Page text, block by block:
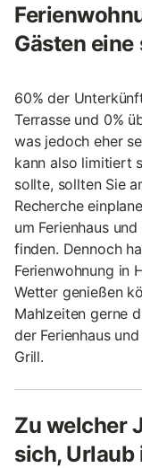
Gästen
60% der
Terrasse und 0%
was jedoch eher
kann also limitiert
sollte, sollten Sie
Recherche
um Ferienhaus
finden. Dennoch
Ferienwohnung in
Wetter genießen
Mahlzeiten gerne
der Ferienhaus
Grill.
Zu welcher
sich, Urlaub